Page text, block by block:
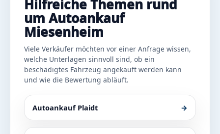
Hilfreiche Themen rund
um Autoankauf
Miesenheim
Viele Verkäufer möchten vor einer Anfrage wissen,
welche Unterlagen sinnvoll sind, ob ein
beschädigtes Fahrzeug angekauft werden kann
und wie die Bewertung abläuft.
Autoankauf Plaidt →